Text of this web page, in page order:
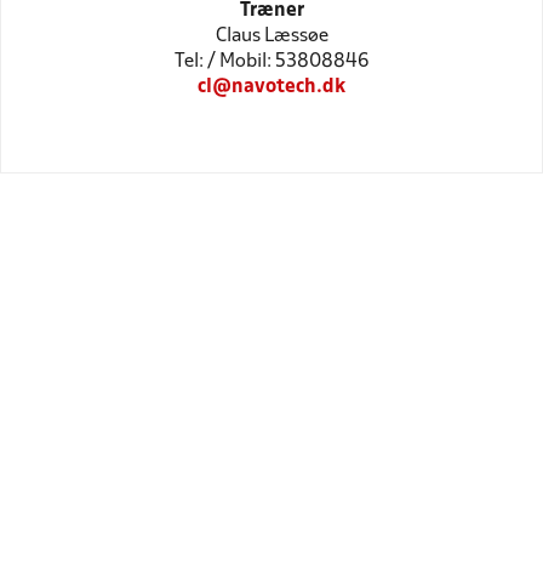
Træner
Claus Læssøe
Tel: / Mobil: 53808846
cl@navotech.dk